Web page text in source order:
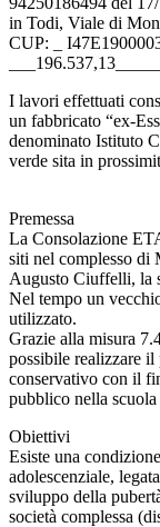
in Todi, Viale di
CUP: _
I lavori effettuati
un fabbricato “ex-
denominato Istituto
verde sita in
Premessa
La Consolazione
siti nel complesso di
Augusto Ciuffelli, la
Nel tempo un
utilizzato.
Grazie alla misura
possibile realizzare il
conservativo con il
pubblico nella
Obiettivi
Esiste una
adolescenziale,
sviluppo della
società complessa